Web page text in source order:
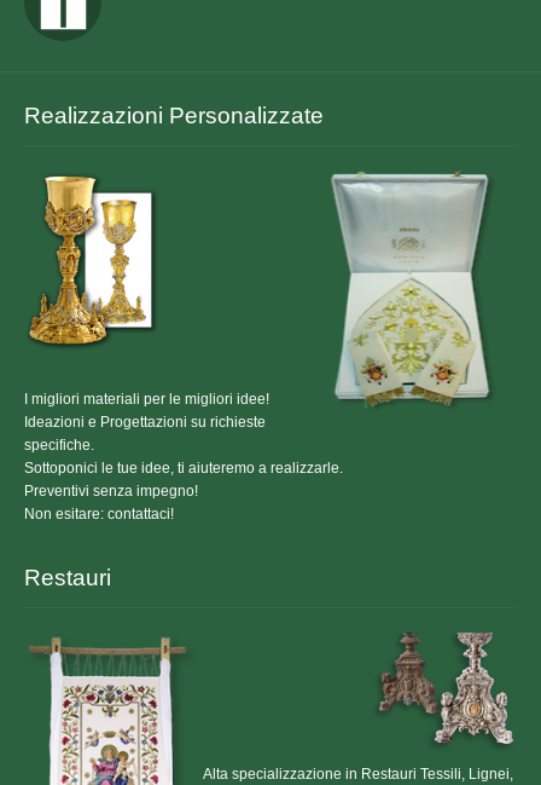
Realizzazioni Personalizzate
I migliori materiali per le migliori idee!
Ideazioni e Progettazioni su richieste
specifiche.
Sottoponici le tue idee, ti aiuteremo a realizzarle.
Preventivi senza impegno!
Non esitare: contattaci!
Restauri
Alta specializzazione in Restauri Tessili, Lignei,